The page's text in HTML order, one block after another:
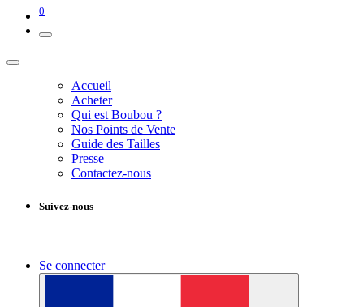
0
Accueil
Acheter
Qui est Boubou ?
Nos Points de Vente
Guide des Tailles
Presse
Contactez-nous
Suivez-nous
Se connecter